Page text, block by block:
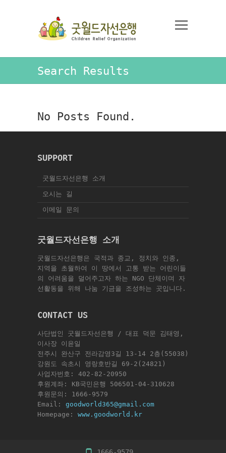
Search Results
No Posts Found.
SUPPORT
굿월드자선은행 소개
오시는 길
이메일 문의
굿월드자선은행 소개
굿월드자선은행은 국적과 종교, 정치와 인종,
지역을 초월하여 이 땅에서 고통 받는 어린이들
의 어려움을 덜어주고자 하는 NGO 단체이며 자
선활동을 위해 나눔 기금을 조성하는 곳입니다.
CONTACT US
사단법인 굿월드자선은행 / 대표 덕문 김태영,
이사장 이윤일
전주시 완산구 전라감영3길 13-14 2층(55038)
강원도 속초시 영랑호반길 69-2(24821)
사업자번호: 402-82-20950
후원계좌: KB국민은행 506501-04-310628
후원문의: 1666-9579
Email: goodworld365@gmail.com
Homepage: www.goodworld.kr